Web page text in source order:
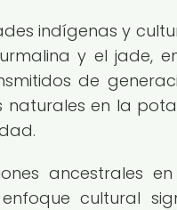
indígenas y
y el jade,
de
en la
ancestrales
cultural